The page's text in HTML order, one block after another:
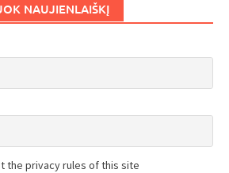
NAUJIENLAIŠKĮ
the privacy rules of this site